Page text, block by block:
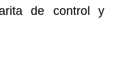
de control y